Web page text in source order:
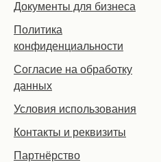
Документы для бизнеса
Политика
конфиденциальности
Согласие на обработку
данных
Условия использования
Контакты и реквизиты
Партнёрство